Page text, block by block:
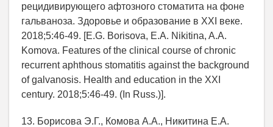
рецидивирующего афтозного стоматита на фоне
гальваноза. Здоровье и образование в XXI веке.
2018;5:46-49. [E.G. Borisova, E.A. Nikitina, A.A.
Komova. Features of the clinical course of chronic
recurrent aphthous stomatitis against the background
of galvanosis. Health and education in the XXI
century. 2018;5:46-49. (In Russ.)].
13. Борисова Э.Г., Комова А.А., Никитина Е.А.